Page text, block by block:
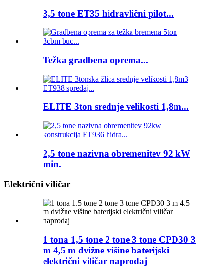
3,5 tone ET35 hidravlični pilot...
Težka gradbena oprema...
ELITE 3ton srednje velikosti 1,8m...
2,5 tone nazivna obremenitev 92 kW
min.
Električni viličar
1 tona 1,5 tone 2 tone 3 tone CPD30 3
m 4,5 m dvižne višine baterijski
električni viličar naprodaj